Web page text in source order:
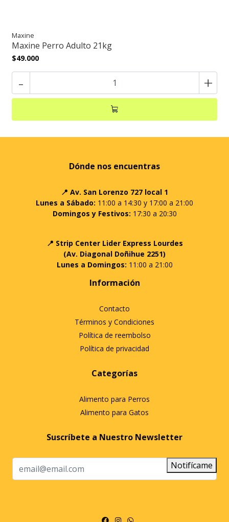
Maxine
Maxine Perro Adulto 21kg
$49.000
- +
Dónde nos encuentras
📍 Av. San Lorenzo 727 local 1
Lunes a Sábado: 11:00 a 14:30 y 17:00 a 21:00
Domingos y Festivos: 17:30 a 20:30
📍 Strip Center Lider Express Lourdes
(Av. Diagonal Doñihue 2251)
Lunes a Domingos: 11:00 a 21:00
Información
Contacto
Términos y Condiciones
Política de reembolso
Política de privacidad
Categorías
Alimento para Perros
Alimento para Gatos
Suscríbete a Nuestro Newsletter
Notifícame